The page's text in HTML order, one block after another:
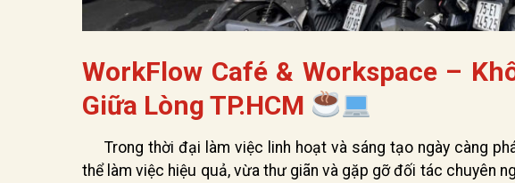
WorkFlow Café & Workspace –
Giữa Lòng TP.HCM
Trong thời đại làm việc linh hoạt và sáng tạo ngày càng
thể làm việc hiệu quả, vừa thư giãn và gặp gỡ đối tác chuyên